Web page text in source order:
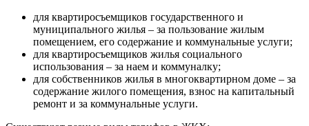
для квартиросъемщиков государственного и
муниципального жилья – за пользование жилым
помещением, его содержание и коммунальные услуги;
для квартиросъемщиков жилья социального
использования – за наем и коммуналку;
для собственников жилья в многоквартирном доме – за
содержание жилого помещения, взнос на капитальный
ремонт и за коммунальные услуги.